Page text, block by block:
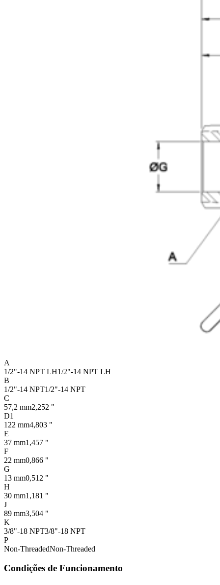
A
1/2"-14 NPT LH1/2"-14 NPT LH
B
1/2"-14 NPT1/2"-14 NPT
C
57,2 mm2,252 "
D1
122 mm4,803 "
E
37 mm1,457 "
F
22 mm0,866 "
G
13 mm0,512 "
H
30 mm1,181 "
J
89 mm3,504 "
K
3/8"-18 NPT3/8"-18 NPT
P
Non-ThreadedNon-Threaded
Condições de Funcionamento